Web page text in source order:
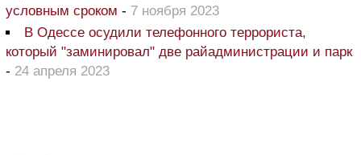
условным сроком - 7 ноября 2023
В Одессе осудили телефонного террориста,
который "заминировал" две райадминистрации и парк
- 24 апреля 2023